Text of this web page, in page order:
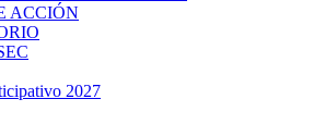
ACCIÓN
2027